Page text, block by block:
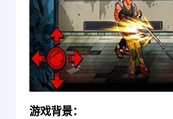
游戏背景：